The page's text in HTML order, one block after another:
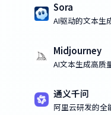
Sora
AI驱动的文本生
Midjourney
AI文本生成高质
通义千问
阿里云研发的全